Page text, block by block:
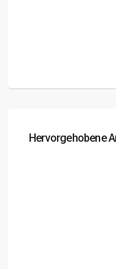
Hervorgehobene